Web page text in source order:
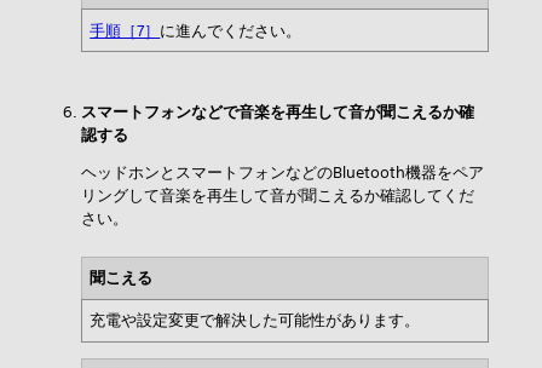
手順［7］ に進んでください。
スマートフォンなどで音楽を再生して音が聞こえるか確
認する
ヘッドホンとスマートフォンなどのBluetooth機器をペア
リングして音楽を再生して音が聞こえるか確認してくだ
さい。
聞こえる
充電や設定変更で解決した可能性があります。